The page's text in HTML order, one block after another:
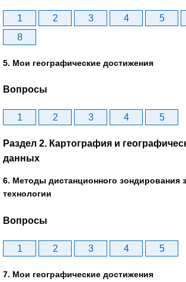
1 2 3 4 5
8
5. Мои географические достижения
Вопросы
1 2 3 4 5
Раздел 2. Картография и
данных
6. Методы дистанционного зондирования
технологии
Вопросы
1 2 3 4 5
7. Мои географические достижения